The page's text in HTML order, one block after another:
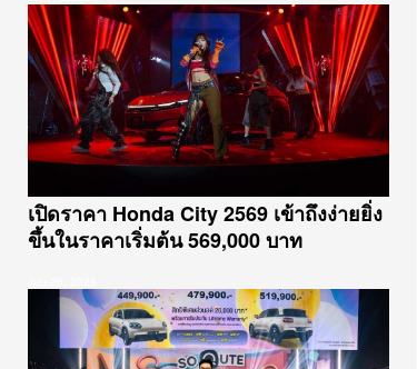
5 เรื่องที่คุณต้องรู้ก่อนซื้อ นิสสัน เซ
เรน่า
MAY 18, 2025
ทดลองขับ MG S5 รถไฟฟ้าสายซิ่ง
สำหรับครอบครัว
APR 23, 2025
DEEPAL S05 ระหว่าง BEV กับ
REEV คันไหนดี
APR 8, 2025
พาทัวร์บูธ CHANGAN พร้อมชมคัน
จริง DEEPAL S05 ในงาน MOTOR
SHOW 2025
APR 1, 2025
เปิดราคา Honda City 2569 เข้าถึงง่ายยิ่ง
ขึ้นในราคาเริ่มต้น 569,000 บาท